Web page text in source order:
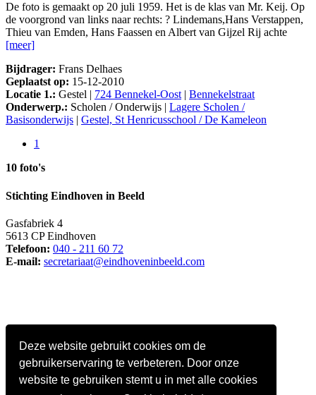
Deze website gebruikt cookies om de
gebruikerservaring te verbeteren. Door onze
website te gebruiken stemt u in met alle cookies
De foto is gemaakt op 20 juli 1959. Het is de klas van Mr. Keij. Op
de voorgrond van links naar rechts: ? Lindemans,Hans Verstappen,
Thieu van Emden, Hans Faassen en Albert van Gijzel Rij achte
[meer]
Bijdrager: Frans Delhaes
Geplaatst op: 15-12-2010
Locatie 1.: Gestel | 724 Bennekel-Oost | Bennekelstraat
Onderwerp.: Scholen / Onderwijs | Lagere Scholen /
Basisonderwijs | Gestel, St Henricusschool / De Kameleon
1
10 foto's
Stichting Eindhoven in Beeld
Gasfabriek 4
5613 CP Eindhoven
Telefoon: 040 - 211 60 72
E-mail: secretariaat@eindhoveninbeeld.com